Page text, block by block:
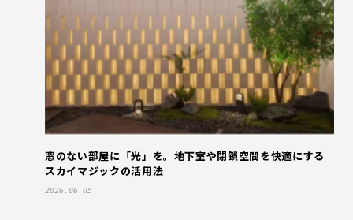
窓のない部屋に「光」を。地下室や閉鎖空間を快適にする
スカイマジックの活用法
2026.06.05